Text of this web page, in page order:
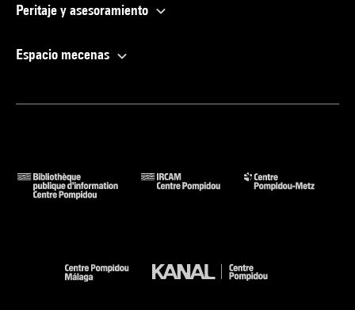
Peritaje y asesoramiento
Espacio mecenas